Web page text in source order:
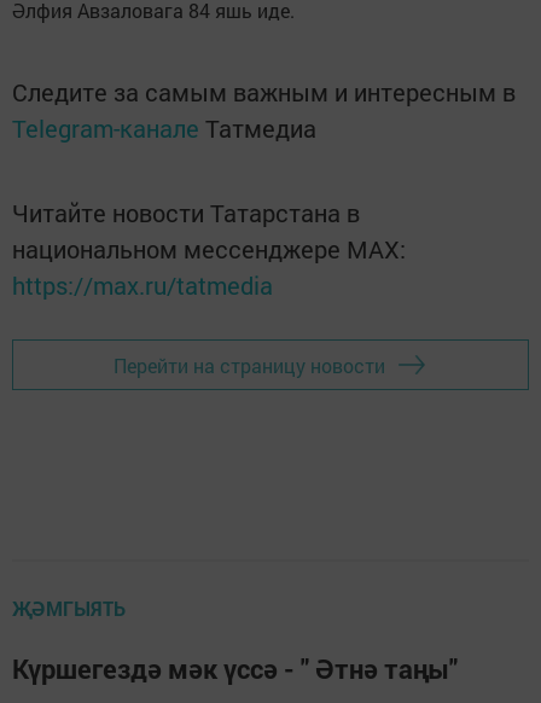
Әлфия Авзаловага 84 яшь иде.
Следите за самым важным и интересным в
Telegram-канале Татмедиа
Читайте новости Татарстана в
национальном мессенджере MАХ:
https://max.ru/tatmedia
Перейти на страницу новости
ҖӘМГЫЯТЬ
Күршегездә мәк үссә - " Әтнә таңы"